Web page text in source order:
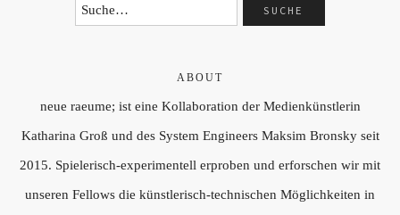
ABOUT
neue raeume; ist eine Kollaboration der Medienkünstlerin
Katharina Groß und des System Engineers Maksim Bronsky seit
2015. Spielerisch-experimentell erproben und erforschen wir mit
unseren Fellows die künstlerisch-technischen Möglichkeiten in